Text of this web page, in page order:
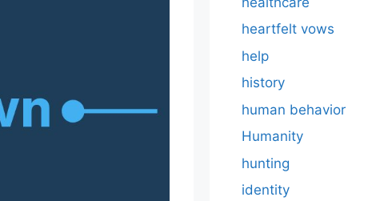
heartfelt vows
help
history
human behavior
Humanity
hunting
identity